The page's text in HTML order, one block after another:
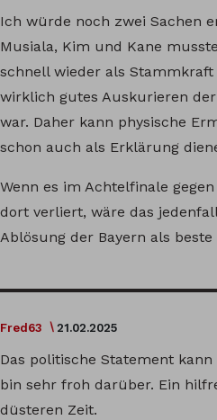
Ich würde noch zwei Sachen
Musiala, Kim und Kane
schnell wieder als Stammkraft
wirklich gutes Auskurieren
war. Daher kann physische
schon auch als Erklärung
Wenn es im Achtelfinale
dort verliert, wäre das
Ablösung der Bayern als
Fred63 21.02.2025
Das politische Statement
bin sehr froh darüber. Ein
düsteren Zeit.